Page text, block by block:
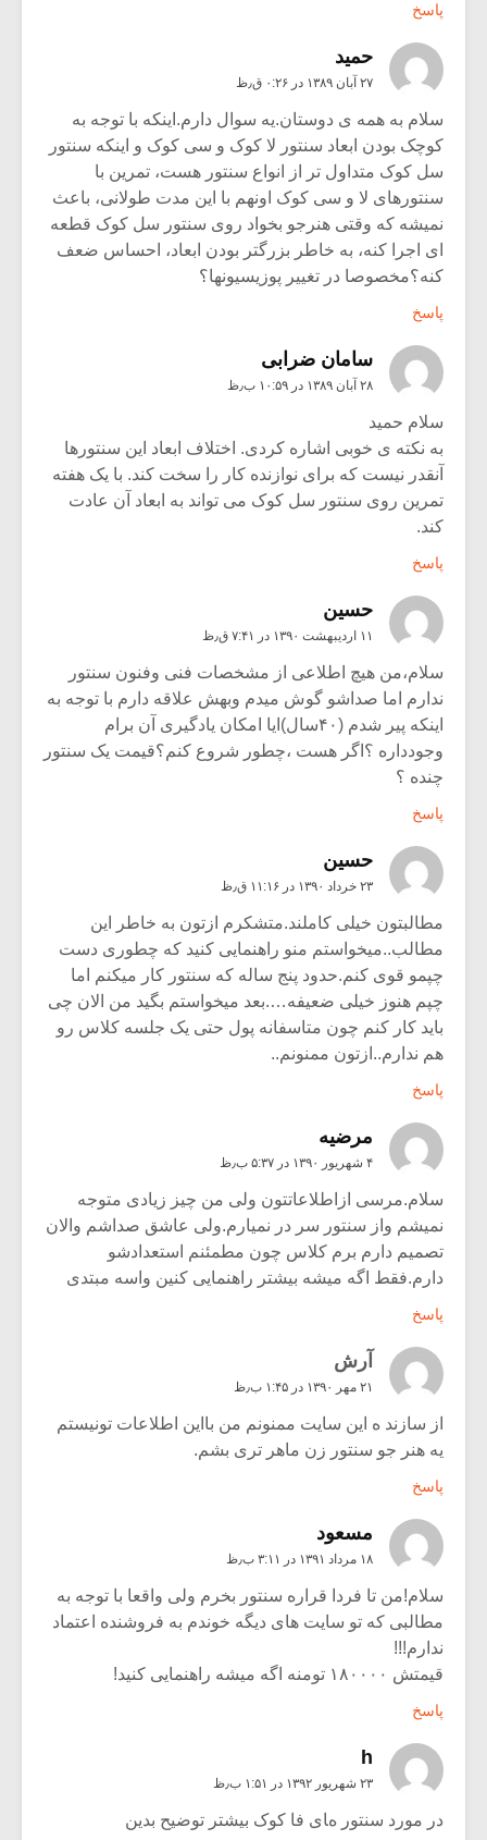
پاسخ
حمید
۲۷ آبان ۱۳۸۹ در ۰:۲۶ ق٫ظ
سلام به همه ی دوستان.یه سوال دارم.اینکه با توجه به
کوچک بودن ابعاد سنتور لا کوک و سی کوک و اینکه سنتور
سل کوک متداول تر از انواع سنتور هست، تمرین با
سنتورهای لا و سی کوک اونهم با این مدت طولانی، باعث
نمیشه که وقتی هنرجو بخواد روی سنتور سل کوک قطعه
ای اجرا کنه، به خاطر بزرگتر بودن ابعاد، احساس ضعف
کنه؟مخصوصا در تغییر پوزیسیونها؟
پاسخ
سامان ضرابی
۲۸ آبان ۱۳۸۹ در ۱۰:۵۹ ب٫ظ
سلام حمید
به نکته ی خوبی اشاره کردی. اختلاف ابعاد این سنتورها
آنقدر نیست که برای نوازنده کار را سخت کند. با یک هفته
تمرین روی سنتور سل کوک می تواند به ابعاد آن عادت
کند.
پاسخ
حسین
۱۱ اردیبهشت ۱۳۹۰ در ۷:۴۱ ق٫ظ
سلام،من هیچ اطلاعی از مشخصات فنی وفنون سنتور
ندارم اما صداشو گوش میدم وبهش علاقه دارم با توجه به
اینکه پیر شدم (۴۰سال)ایا امکان یادگیری آن برام
وجودداره ؟اگر هست ،چطور شروع کنم؟قیمت یک سنتور
چنده ؟
پاسخ
حسین
۲۳ خرداد ۱۳۹۰ در ۱۱:۱۶ ق٫ظ
مطالبتون خیلی کاملند.متشکرم ازتون به خاطر این
مطالب..میخواستم منو راهنمایی کنید که چطوری دست
چپمو قوی کنم.حدود پنج ساله که سنتور کار میکنم اما
چپم هنوز خیلی ضعیفه….بعد میخواستم بگید من الان چی
باید کار کنم چون متاسفانه پول حتی یک جلسه کلاس رو
هم ندارم..ازتون ممنونم..
پاسخ
مرضیه
۴ شهریور ۱۳۹۰ در ۵:۳۷ ب٫ظ
سلام.مرسی ازاطلاعاتتون ولی من چیز زیادی متوجه
نمیشم واز سنتور سر در نمیارم.ولی عاشق صداشم والان
تصمیم دارم برم کلاس چون مطمئنم استعدادشو
دارم.فقط اگه میشه بیشتر راهنمایی کنین واسه مبتدی
پاسخ
آرش
۲۱ مهر ۱۳۹۰ در ۱:۴۵ ب٫ظ
از سازند ه این سایت ممنونم من بااین اطلاعات تونیستم
یه هنر جو سنتور زن ماهر تری بشم.
پاسخ
مسعود
۱۸ مرداد ۱۳۹۱ در ۳:۱۱ ب٫ظ
سلام!من تا فردا قراره سنتور بخرم ولی واقعا با توجه به
مطالبی که تو سایت های دیگه خوندم به فروشنده اعتماد
ندارم!!!
قیمتش ۱۸۰۰۰۰ تومنه اگه میشه راهنمایی کنید!
پاسخ
h
۲۳ شهریور ۱۳۹۲ در ۱:۵۱ ب٫ظ
در مورد سنتور های فا کوک بیشتر توضیح بدین